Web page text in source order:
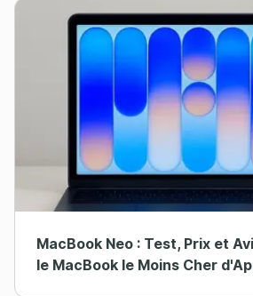
MacBook Neo : Test, Prix et
le MacBook le Moins Cher